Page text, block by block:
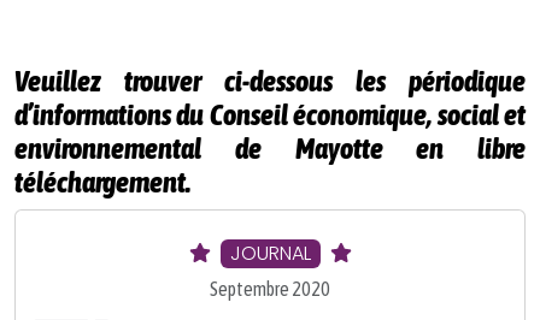
Veuillez trouver ci-dessous les périodique
d’informations du Conseil économique, social et
environnemental de Mayotte en libre
téléchargement.
JOURNAL
Septembre 2020